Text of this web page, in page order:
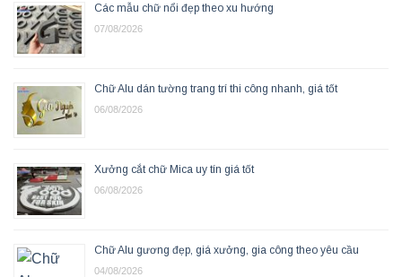
Các mẫu chữ nổi đẹp theo xu hướng
07/08/2026
Chữ Alu dán tường trang trí thi công nhanh, giá tốt
06/08/2026
Xưởng cắt chữ Mica uy tín giá tốt
06/08/2026
Chữ Alu gương đẹp, giá xưởng, gia công theo yêu cầu
04/08/2026